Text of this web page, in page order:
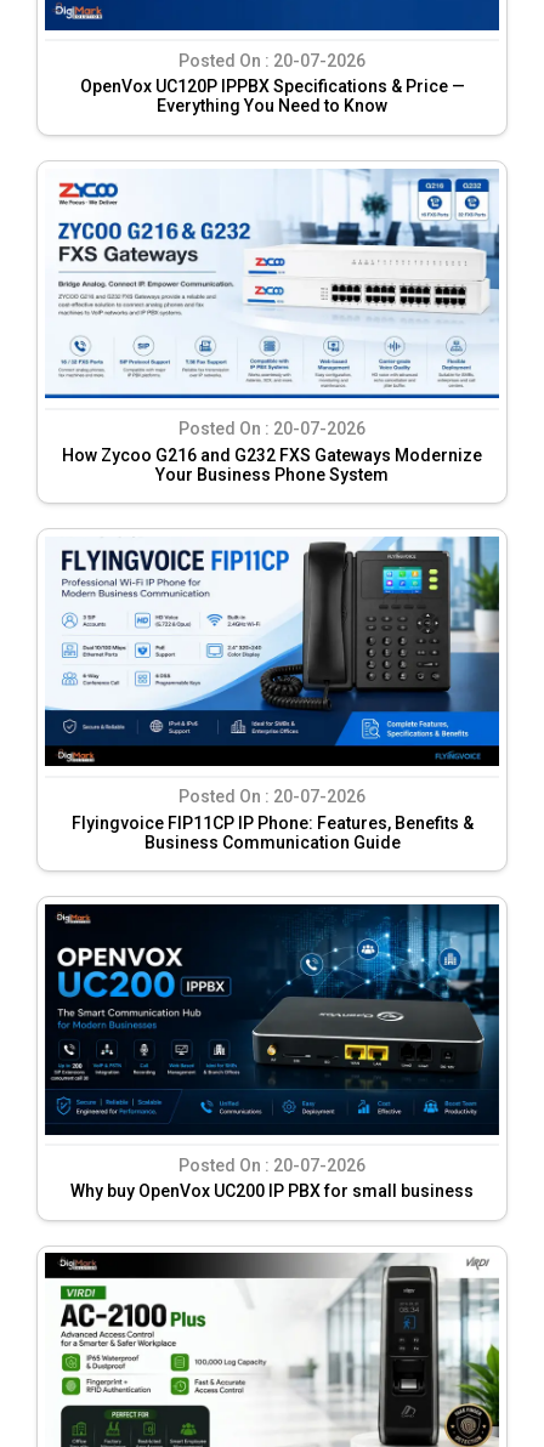
Posted On : 20-07-2026
OpenVox UC120P IPPBX Specifications & Price —
Everything You Need to Know
Posted On : 20-07-2026
How Zycoo G216 and G232 FXS Gateways Modernize
Your Business Phone System
Posted On : 20-07-2026
Flyingvoice FIP11CP IP Phone: Features, Benefits &
Business Communication Guide
Posted On : 20-07-2026
Why buy OpenVox UC200 IP PBX for small business